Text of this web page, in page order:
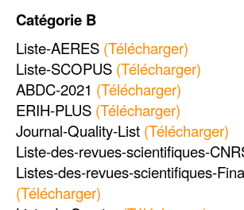
Catégorie B
Liste-AERES (Télécharger)
Liste-SCOPUS (Télécharger)
ABDC-2021 (Télécharger)
ERIH-PLUS (Télécharger)
Journal-Quality-List (Télécharger)
Liste-des-revues-scientifiques-
Listes-des-revues-scientifiques-
(Télécharger)